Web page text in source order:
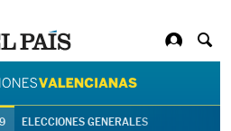
ELECCIONES GENERALES